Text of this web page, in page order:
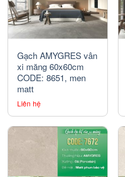
Gạch AMYGRES vân
xi măng 60x60cm
CODE: 8651, men
matt
Liên hệ